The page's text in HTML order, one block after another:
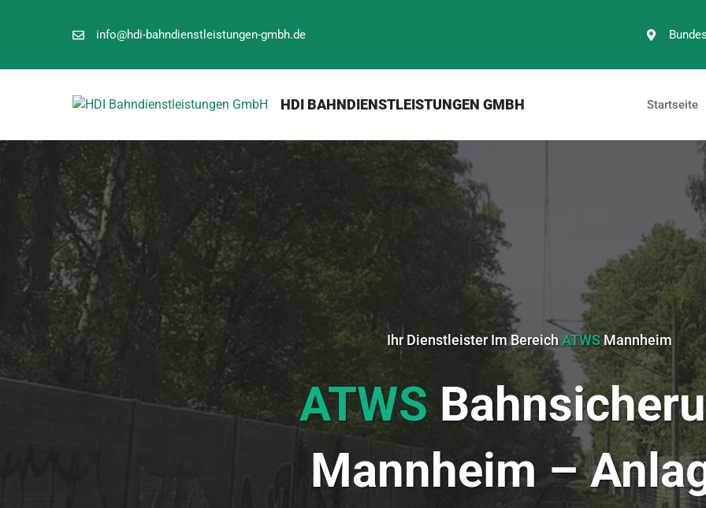
info@hdi-bahndienstleistungen-gmbh.de
HDI BAHNDIENSTLEISTUNGEN GMBH Startseite
Ihr Dienstleister Im BereichATWSMannheim
ATWS
Mannheim –